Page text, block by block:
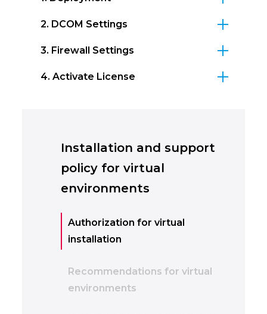
2. DCOM Settings
3. Firewall Settings
4. Activate License
Installation and support
policy for virtual
environments
Authorization for virtual
installation
Recommendations for virtual
environments